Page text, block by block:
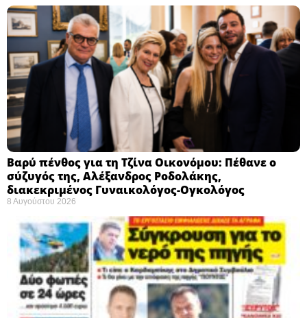
Βαρύ πένθος για τη Τζίνα Οικονόμου: Πέθανε ο
σύζυγός της, Αλέξανδρος Ροδολάκης,
διακεκριμένος Γυναικολόγος-Ογκολόγος
8 Αυγούστου 2026